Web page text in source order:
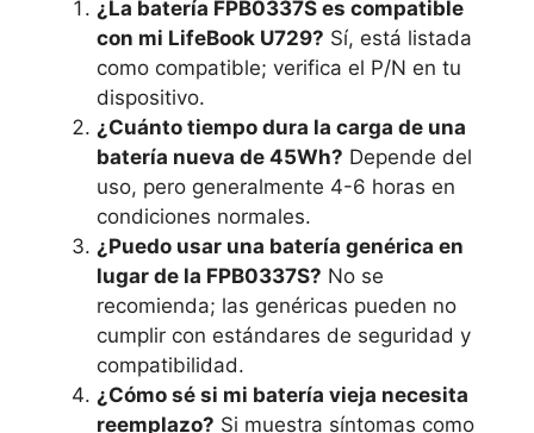
¿La batería FPB0337S es compatible
con mi LifeBook U729? Sí, está listada
como compatible; verifica el P/N en tu
dispositivo.
¿Cuánto tiempo dura la carga de una
batería nueva de 45Wh? Depende del
uso, pero generalmente 4-6 horas en
condiciones normales.
¿Puedo usar una batería genérica en
lugar de la FPB0337S? No se
recomienda; las genéricas pueden no
cumplir con estándares de seguridad y
compatibilidad.
¿Cómo sé si mi batería vieja necesita
reemplazo? Si muestra síntomas como